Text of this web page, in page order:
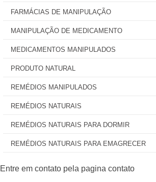
FARMÁCIAS DE MANIPULAÇÃO
MANIPULAÇÃO DE MEDICAMENTO
MEDICAMENTOS MANIPULADOS
PRODUTO NATURAL
REMÉDIOS MANIPULADOS
REMÉDIOS NATURAIS
REMÉDIOS NATURAIS PARA DORMIR
REMÉDIOS NATURAIS PARA EMAGRECER